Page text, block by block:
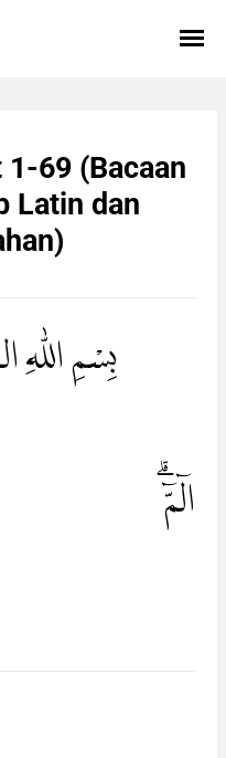
69 (Bacaan
Latin dan
بِسْمِ اللّٰهِ
الۤمّۤ ۗ